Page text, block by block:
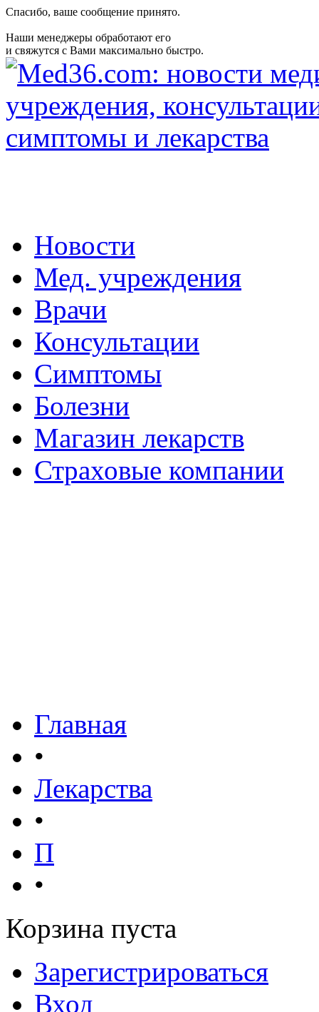
Спасибо, ваше сообщение принято.
Наши менеджеры обработают его
и свяжутся с Вами максимально быстро.
Новости
Мед. учреждения
Врачи
Консультации
Симптомы
Болезни
Магазин лекарств
Страховые компании
Главная
•
Лекарства
•
П
•
Корзина пуста
Зарегистрироваться
Вход